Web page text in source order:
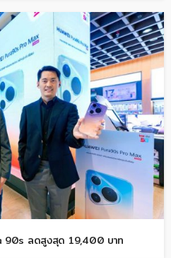
90s ลดสูงสุด 19,400 บาท